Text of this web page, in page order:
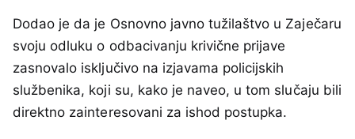
Dodao je da je Osnovno javno tužilaštvo u Zaječaru
svoju odluku o odbacivanju krivične prijave
zasnovalo isključivo na izjavama policijskih
službenika, koji su, kako je naveo, u tom slučaju bili
direktno zainteresovani za ishod postupka.